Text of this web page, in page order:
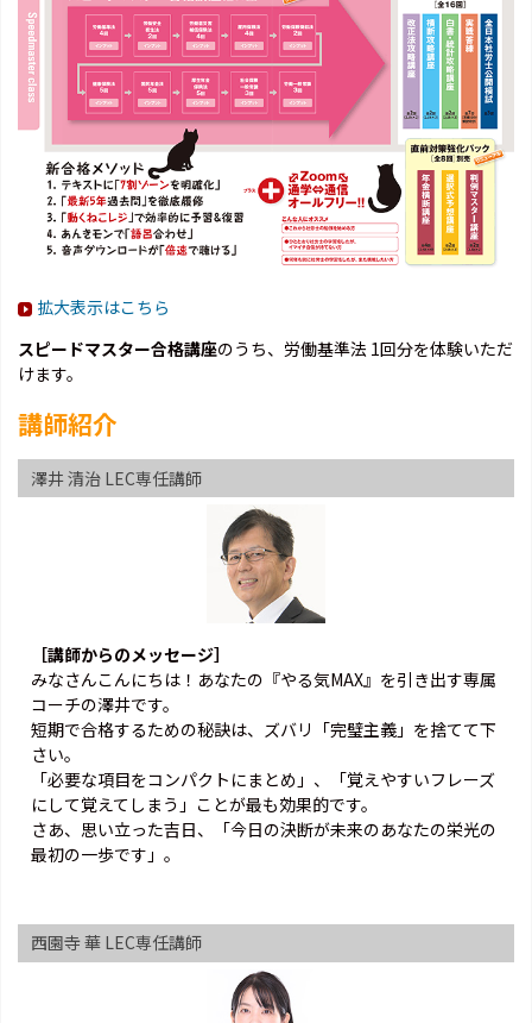
拡大表示はこちら
スピードマスター合格講座のうち、労働基準法 1回分を体験いただ
けます。
講師紹介
澤井 清治 LEC専任講師
［講師からのメッセージ］
みなさんこんにちは！あなたの『やる気MAX』を引き出す専属
コーチの澤井です。
短期で合格するための秘訣は、ズバリ「完璧主義」を捨てて下
さい。
「必要な項目をコンパクトにまとめ」、「覚えやすいフレーズ
にして覚えてしまう」ことが最も効果的です。
さあ、思い立った吉日、「今日の決断が未来のあなたの栄光の
最初の一歩です」。
西園寺 華 LEC専任講師